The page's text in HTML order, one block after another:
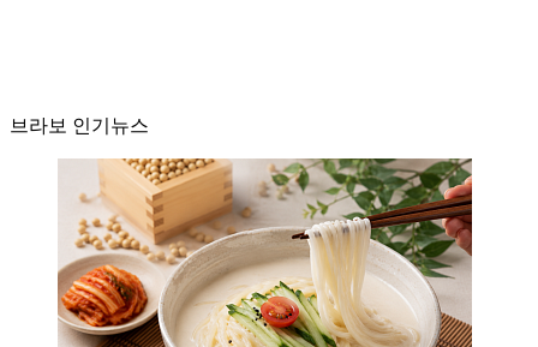
브라보 인기뉴스